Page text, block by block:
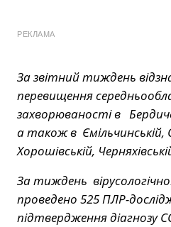
РЕКЛАМА
За звітний тиждень
перевищення
захворюваності в
а також в Ємільчинській,
Хорошівській,
За тиждень
проведено 525 ПЛР-
підтвердження діагнозу